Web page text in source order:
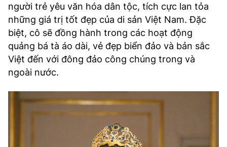
người trẻ yêu văn hóa dân tộc, tích cực lan tỏa
những giá trị tốt đẹp của di sản Việt Nam. Đặc
biệt, cô sẽ đồng hành trong các hoạt động
quảng bá tà áo dài, vẻ đẹp biển đảo và bản sắc
Việt đến với đông đảo công chúng trong và
ngoài nước.